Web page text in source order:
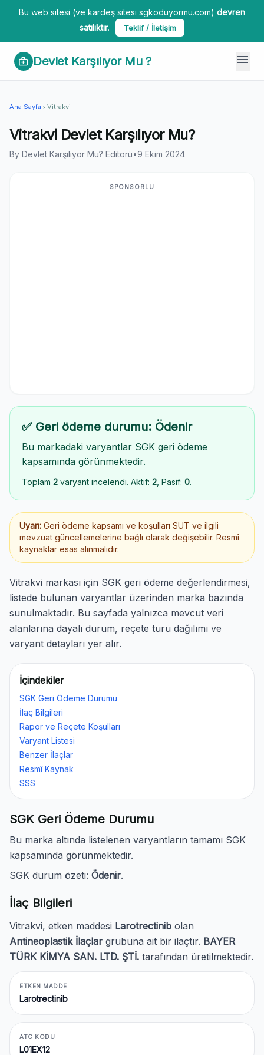
Bu web sitesi (ve kardeş sitesi sgkoduyormu.com) devren
satılıktır. Teklif / İletişim
medical_services Devlet Karşılıyor Mu ? menu
Ana Sayfa chevron_right Vitrakvi
Vitrakvi Devlet Karşılıyor Mu?
By Devlet Karşılıyor Mu? Editörü•9 Ekim 2024
SPONSORLU
✅ Geri ödeme durumu: Ödenir
Bu markadaki varyantlar SGK geri ödeme
kapsamında görünmektedir.
Toplam 2 varyant incelendi. Aktif: 2 , Pasif: 0.
Uyarı: Geri ödeme kapsamı ve koşulları SUT ve ilgili
mevzuat güncellemelerine bağlı olarak değişebilir. Resmî
kaynaklar esas alınmalıdır.
Vitrakvi markası için SGK geri ödeme değerlendirmesi,
listede bulunan varyantlar üzerinden marka bazında
sunulmaktadır. Bu sayfada yalnızca mevcut veri
alanlarına dayalı durum, reçete türü dağılımı ve
varyant detayları yer alır.
İçindekiler
SGK Geri Ödeme Durumu
İlaç Bilgileri
Rapor ve Reçete Koşulları
Varyant Listesi
Benzer İlaçlar
Resmî Kaynak
SSS
SGK Geri Ödeme Durumu
Bu marka altında listelenen varyantların tamamı SGK
kapsamında görünmektedir.
SGK durum özeti: Ödenir.
İlaç Bilgileri
Vitrakvi, etken maddesi Larotrectinib olan
Antineoplastik İlaçlar grubuna ait bir ilaçtır. BAYER
TÜRK KİMYA SAN. LTD. ŞTİ. tarafından üretilmektedir.
ETKEN MADDE
Larotrectinib
ATC KODU
L01EX12